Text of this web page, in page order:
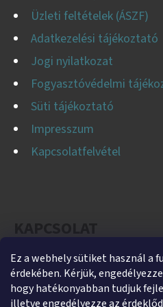
Ez a webhely sütiket használ a
érdekében. Kérjük,
hogy hatékonyabban tudjuk
illetve engedélyezze az
Üzleti feltételek (ÁSZF)
Adatkezelési tájékoztató
Jogi nyilatkozat
Fogyasztóvédelmi
Süti tájékoztató
Impresszum
Kapcsolatfelvétel
helti@helti.hu
+3679450894